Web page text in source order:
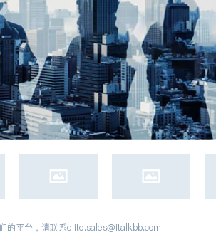
的平台，请联系elite.sales@italkbb.com